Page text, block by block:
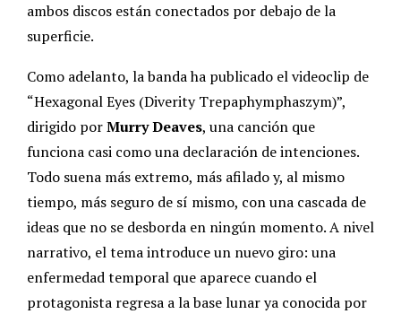
ambos discos están conectados por debajo de la
superficie.
Como adelanto, la banda ha publicado el videoclip de
“Hexagonal Eyes (Diverity Trepaphymphaszym)”,
dirigido porMurry Deaves, una canción que
funciona casi como una declaración de intenciones.
Todo suena más extremo, más afilado y, al mismo
tiempo, más seguro de sí mismo, con una cascada de
ideas que no se desborda en ningún momento. A nivel
narrativo, el tema introduce un nuevo giro: una
enfermedad temporal que aparece cuando el
protagonista regresa a la base lunar ya conocida por